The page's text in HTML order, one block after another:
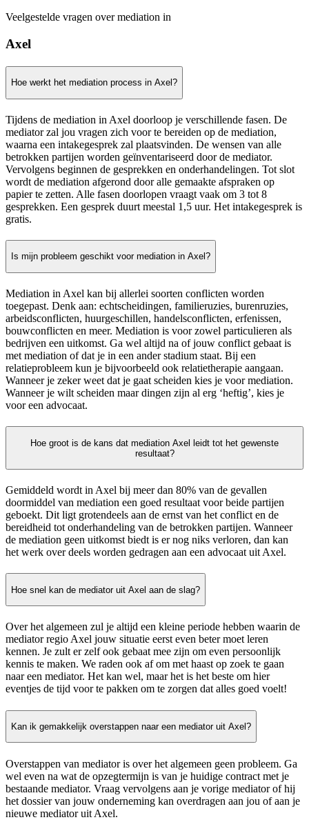
Veelgestelde vragen over mediation in
Axel
Hoe werkt het mediation process in Axel?
Tijdens de mediation in Axel doorloop je verschillende fasen. De
mediator zal jou vragen zich voor te bereiden op de mediation,
waarna een intakegesprek zal plaatsvinden. De wensen van alle
betrokken partijen worden geïnventariseerd door de mediator.
Vervolgens beginnen de gesprekken en onderhandelingen. Tot slot
wordt de mediation afgerond door alle gemaakte afspraken op
papier te zetten. Alle fasen doorlopen vraagt vaak om 3 tot 8
gesprekken. Een gesprek duurt meestal 1,5 uur. Het intakegesprek is
gratis.
Is mijn probleem geschikt voor mediation in Axel?
Mediation in Axel kan bij allerlei soorten conflicten worden
toegepast. Denk aan: echtscheidingen, familieruzies, burenruzies,
arbeidsconflicten, huurgeschillen, handelsconflicten, erfenissen,
bouwconflicten en meer. Mediation is voor zowel particulieren als
bedrijven een uitkomst. Ga wel altijd na of jouw conflict gebaat is
met mediation of dat je in een ander stadium staat. Bij een
relatieprobleem kun je bijvoorbeeld ook relatietherapie aangaan.
Wanneer je zeker weet dat je gaat scheiden kies je voor mediation.
Wanneer je wilt scheiden maar dingen zijn al erg ‘heftig’, kies je
voor een advocaat.
Hoe groot is de kans dat mediation Axel leidt tot het gewenste
resultaat?
Gemiddeld wordt in Axel bij meer dan 80% van de gevallen
doormiddel van mediation een goed resultaat voor beide partijen
geboekt. Dit ligt grotendeels aan de ernst van het conflict en de
bereidheid tot onderhandeling van de betrokken partijen. Wanneer
de mediation geen uitkomst biedt is er nog niks verloren, dan kan
het werk over deels worden gedragen aan een advocaat uit Axel.
Hoe snel kan de mediator uit Axel aan de slag?
Over het algemeen zul je altijd een kleine periode hebben waarin de
mediator regio Axel jouw situatie eerst even beter moet leren
kennen. Je zult er zelf ook gebaat mee zijn om even persoonlijk
kennis te maken. We raden ook af om met haast op zoek te gaan
naar een mediator. Het kan wel, maar het is het beste om hier
eventjes de tijd voor te pakken om te zorgen dat alles goed voelt!
Kan ik gemakkelijk overstappen naar een mediator uit Axel?
Overstappen van mediator is over het algemeen geen probleem. Ga
wel even na wat de opzegtermijn is van je huidige contract met je
bestaande mediator. Vraag vervolgens aan je vorige mediator of hij
het dossier van jouw onderneming kan overdragen aan jou of aan je
nieuwe mediator uit Axel.